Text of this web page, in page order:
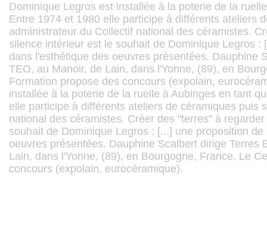
Dominique Legros est installée à la poterie de la
Entre 1974 et 1980 elle participe à différents ateliers
administrateur du Collectif national des céramistes.
silence intérieur est le souhait de Dominique Legros :
dans l'esthétique des oeuvres présentées. Dauphine
TEO, au Manoir, de Lain, dans l'Yonne, (89), en
Formation propose des concours (expolain,
installée à la poterie de la ruelle à Aubinges en tant
elle participe à différents ateliers de céramiques puis
national des céramistes. Créer des "terres" à
souhait de Dominique Legros : [...] une proposition
oeuvres présentées. Dauphine Scalbert dirige Terres
Lain, dans l'Yonne, (89), en Bourgogne, France. Le
concours (expolain, eurocéramique).